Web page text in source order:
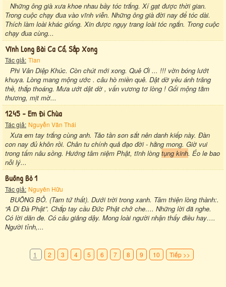
Những ông già xưa khoe nhau bầy tóc trắng. Xí gạt được thời gian.
Trong cuộc chạy đua vào vĩnh viễn. Những ông già đời nay để tóc dài.
Thích làm loài khác giống. Xin được ngụy trang loài tóc ngắn. Trong cuộc
chạy đua cùng...
Vĩnh Long Bài Ca Cổ, Sắp Xong
Tác giả: Tlan
Phi Vân Diệp Khúc. Còn chút mới xong. Quê Ơi ... !!! vờn bóng lướt
khuya. Lòng mang mộng ước . câu hò miền quê. Dật dờ yêu ánh trăng
thề, thắp thoáng. Mưa ướt dật dờ , vấn vương tơ lòng ! Gối mộng tằm
thương, mịt mờ...
1245 - Em Đi Chùa
Tác giả: Nguyễn Văn Thái
Xưa em tay trắng cùng anh. Tảo tần son sắt nên danh kiếp này. Đàn
con nay đủ khôn rồi. Chân tu chính quả đạo đời - hằng mong. Giờ vui
trong tấm nâu sồng. Hướng tâm niệm Phật, tĩnh lòng tụng kinh. Éo le bao
nỗi lý...
Buông Bỏ 1
Tác giả: Nguyên Hữu
BUÔNG BỎ. (Tam tứ thất). Dưới trời trong xanh. Tâm thiện lòng thành:.
“A Di Đà Phật”. Chắp tay cầu Đức Phật chở che…. Những lời đã nghe.
Có lời dăn đe. Có câu giảng dậy. Mong loài người nhận thấy điều hay….
Người tỉnh,...
1 2 3 4 5 6 7 8 9 10 Tiếp >>